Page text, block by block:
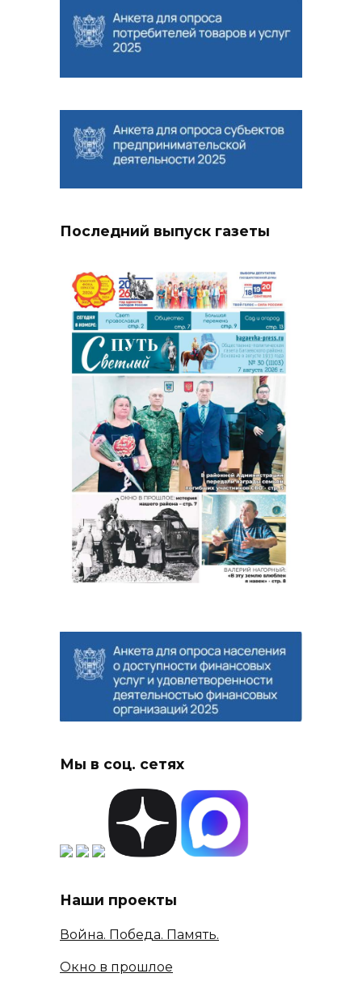
Последний выпуск газеты
Мы в соц. сетях
Наши проекты
Война. Победа. Память.
Окно в прошлое